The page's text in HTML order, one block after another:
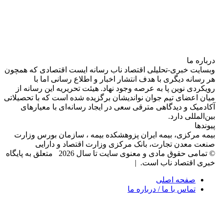
درباره‌ ما
وبسایت خبری-تحلیلی اقتصاد ناب رسانه‌ ایست اقتصادی که همچون
هر رسانه دیگری با هدف انتشار اخبار و اطلاع رسانی اما با
رویکردی نوین پا به عرصه وجود نهاد. هیئت تحریریه این رسانه از
میان اعضای تیم جوان نواندیشان برگزیده شده است که با تحصیلاتی
آکادمیک و دیدگاهی‌ مترقی سعی در ایجاد رسانه‌ای با معیار‌های
بین‌المللی دارد.
پیوندها
بیمه مرکزی، بیمه ایران پزوهشکده بیمه ، سازمان بورس وزارت
صنعت معدن تجارت، بانک مرکزی وزارت اقتصاد و دارایی
© تمامی حقوق مادی و معنوی سایت تا سال 2026 متعلق به پایگاه
خبری اقتصاد ناب است. |
صفحه اصلی
تماس با ما / درباره ما